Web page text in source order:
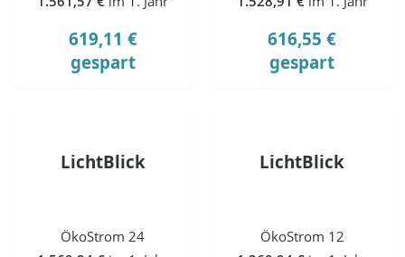
619,11 €
gespart
616,55 €
gespart
LichtBlick
ÖkoStrom 24
LichtBlick
ÖkoStrom 12